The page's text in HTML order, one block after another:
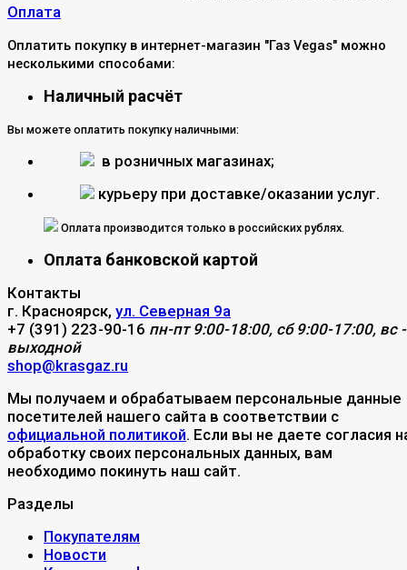
Оплата
Оплатить покупку в интернет-магазин "Газ Vegas" можно
несколькими способами:
Наличный расчёт
Вы можете оплатить покупку наличными:
в розничных магазинах;
курьеру при доставке/оказании услуг.
Оплата производится только в российских рублях.
Оплата банковской картой
Контакты
г. Красноярск, ул. Северная 9а
+7 (391) 223-90-16 пн-пт 9:00-18:00, сб 9:00-17:00, вс -
выходной
shop@krasgaz.ru
Мы получаем и обрабатываем персональные данные
посетителей нашего сайта в соответствии с
официальной политикой. Если вы не даете согласия
обработку своих персональных данных, вам
необходимо покинуть наш сайт.
Разделы
Покупателям
Новости